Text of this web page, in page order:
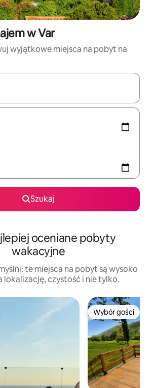
w Var
wyjątkowe miejsca na pobyt na
możesz poruszać się po nich za
Szukaj
oceniane pobyty
wakacyjne
te miejsca na pobyt są wysoko
lokalizację, czystość i nie tylko.
z kategorii Wybór gości Wybór gości
Wybór gości